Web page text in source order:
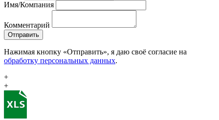
Имя/Компания
Комментарий
Отправить
Нажимая кнопку «Отправить», я даю своё согласие на
обработку персональных данных.
+
+